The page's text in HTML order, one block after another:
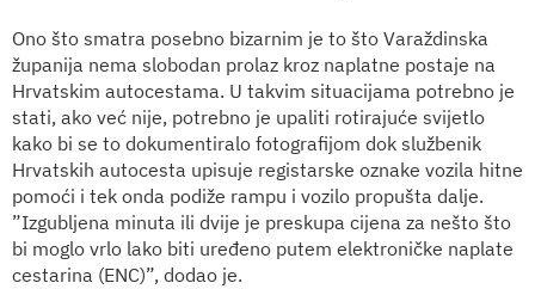
Ono što smatra posebno bizarnim je to što Varaždinska
županija nema slobodan prolaz kroz naplatne postaje na
Hrvatskim autocestama. U takvim situacijama potrebno je
stati, ako već nije, potrebno je upaliti rotirajuće svijetlo
kako bi se to dokumentiralo fotografijom dok službenik
Hrvatskih autocesta upisuje registarske oznake vozila hitne
pomoći i tek onda podiže rampu i vozilo propušta dalje.
”Izgubljena minuta ili dvije je preskupa cijena za nešto što
bi moglo vrlo lako biti uređeno putem elektroničke naplate
cestarina (ENC)”, dodao je.